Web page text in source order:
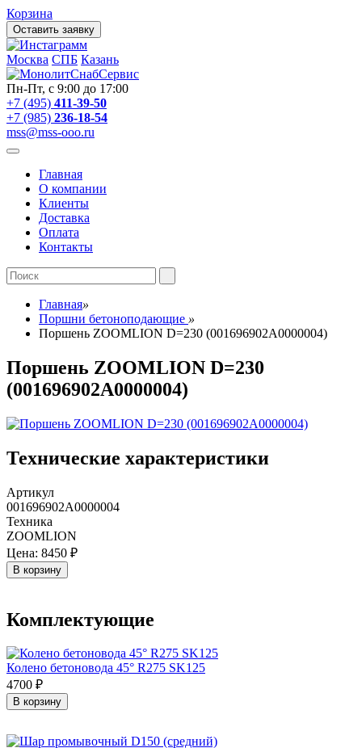
Корзина
Оставить заявку
Москва СПБ Казань
Пн-Пт, с 9:00 до 17:00
+7 (495) 411-39-50
+7 (985) 236-18-54
mss@mss-ooo.ru
Главная
О компании
Клиенты
Доставка
Оплата
Контакты
Главная»
Поршни бетоноподающие »
Поршень ZOOMLION D=230 (001696902A0000004)
Поршень ZOOMLION D=230
(001696902A0000004)
Технические характеристики
Артикул
001696902A0000004
Техника
ZOOMLION
Цена: 8450 ₽
В корзину
Комплектующие
Колено бетоновода 45° R275 SK125
4700 ₽
В корзину